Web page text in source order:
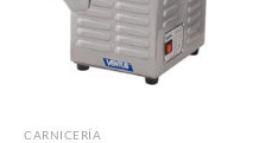
CARNICERÍA